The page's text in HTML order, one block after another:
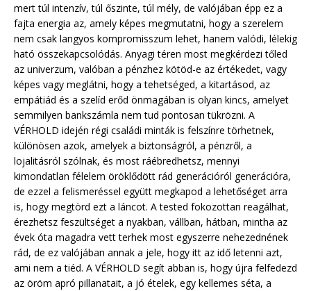
mert túl intenzív, túl őszinte, túl mély, de valójában épp ez a
fajta energia az, amely képes megmutatni, hogy a szerelem
nem csak langyos kompromisszum lehet, hanem valódi, lélekig
ható összekapcsolódás. Anyagi téren most megkérdezi tőled
az univerzum, valóban a pénzhez kötöd-e az értékedet, vagy
képes vagy meglátni, hogy a tehetséged, a kitartásod, az
empátiád és a szelíd erőd önmagában is olyan kincs, amelyet
semmilyen bankszámla nem tud pontosan tükrözni. A
VÉRHOLD idején régi családi minták is felszínre törhetnek,
különösen azok, amelyek a biztonságról, a pénzről, a
lojalitásról szólnak, és most ráébredhetsz, mennyi
kimondatlan félelem öröklődött rád generációról generációra,
de ezzel a felismeréssel együtt megkapod a lehetőséget arra
is, hogy megtörd ezt a láncot. A tested fokozottan reagálhat,
érezhetsz feszültséget a nyakban, vállban, hátban, mintha az
évek óta magadra vett terhek most egyszerre nehezednének
rád, de ez valójában annak a jele, hogy itt az idő letenni azt,
ami nem a tiéd. A VÉRHOLD segít abban is, hogy újra felfedezd
az öröm apró pillanatait, a jó ételek, egy kellemes séta, a